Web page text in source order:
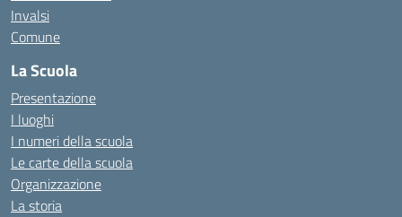
Invalsi
Comune
La Scuola
Presentazione
I luoghi
I numeri della scuola
Le carte della scuola
Organizzazione
La storia